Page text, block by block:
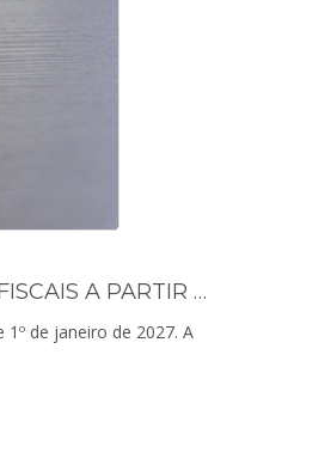
DONOS DE IMOVEIS ALUGADOS TERAO CNPJ PARA EMISSAO DE NOTAS FISCAIS A PARTIR DE 2027
de janeiro de 2027. A